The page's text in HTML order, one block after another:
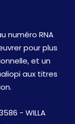
numéro RNA
pour plus
et un
aux titres
- WILLA